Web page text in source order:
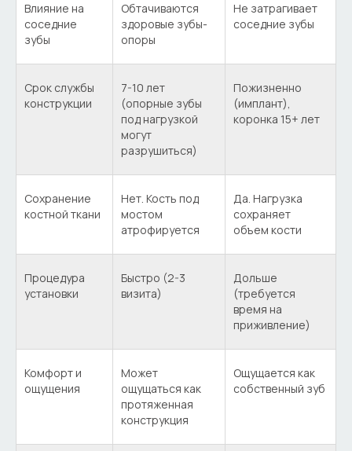
Влияние на
соседние
зубы
Обтачиваются
здоровые зубы-
опоры
Не затрагивает
соседние зубы
Срок службы
конструкции
7-10 лет
(опорные зубы
под нагрузкой
могут
разрушиться)
Пожизненно
(имплант),
коронка 15+ лет
Сохранение
костной ткани
Нет. Кость под
мостом
атрофируется
Да. Нагрузка
сохраняет
объем кости
Процедура
установки
Быстро (2-3
визита)
Дольше
(требуется
время на
приживление)
Комфорт и
ощущения
Может
ощущаться как
протяженная
конструкция
Ощущается как
собственный зуб